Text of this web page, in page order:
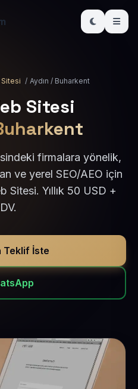
Sitesi / Aydın / Buharkent
Sitesi
firmalara yönelik,
ve yerel SEO/AEO için
Sitesi. Yıllık 50 USD +
Teklif İste